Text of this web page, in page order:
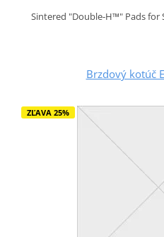
Sintered "Double-H™" Pads for
Brzdový kotúč
ZĽAVA 25%